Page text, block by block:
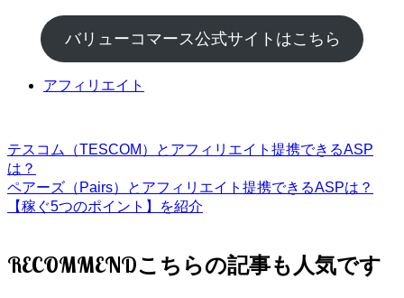
バリューコマース公式サイトはこちら
アフィリエイト
テスコム（TESCOM）とアフィリエイト提携できるASP
は？
ペアーズ（Pairs）とアフィリエイト提携できるASPは？
【稼ぐ5つのポイント】を紹介
RECOMMEND